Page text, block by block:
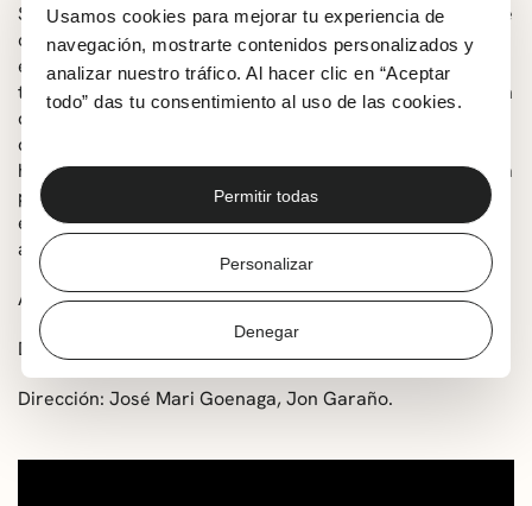
Usamos cookies para mejorar tu experiencia de
navegación, mostrarte contenidos personalizados y
analizar nuestro tráfico. Al hacer clic en “Aceptar
todo” das tu consentimiento al uso de las cookies.
Permitir todas
Personalizar
Denegar
Sinopsis: La vida de Ane da un giro cuando semanalmente
comienza a recibir de forma anónima un ramo de flores
en su casa. Por su parte las vidas de Lourdes y Tere
también se ven afectadas por unas misteriosas flores. Un
desconocido deposita cada semana un ramo en memoria
de alguien que fue importante en sus vidas. Esta es la
historia de tres mujeres, tres vidas alteradas por la mera
presencia de unas flores. Flores que harán brotar en
ellas sentimientos que parecían olvidados… Pero al fin y
al cabo, no son más que flores..
Año: 2014
Duración: 100 min
Dirección: José Mari Goenaga, Jon Garaño.